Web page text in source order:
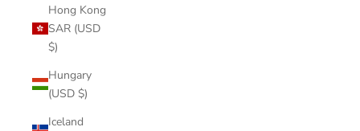
Hong Kong
SAR (USD
$)
Hungary
(USD $)
Iceland